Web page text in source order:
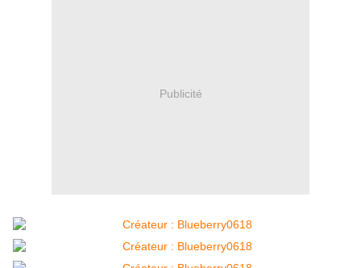
Publicité